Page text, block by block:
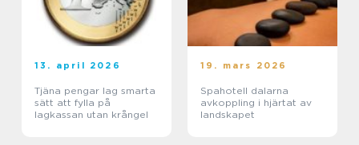
13. april 2026
Tjäna pengar lag smarta
sätt att fylla på
lagkassan utan krångel
19. mars 2026
Spahotell dalarna
avkoppling i hjärtat av
landskapet